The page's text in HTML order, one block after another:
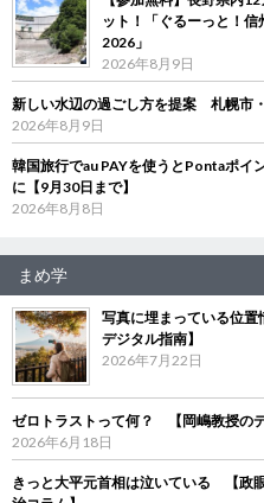
ット！「ぐるーっと！
2026」
2026年8月9日
新しい水辺の過ごし方を提案 札幌市
2026年8月9日
韓国旅行でau PAYを使うとPontaポイ
に【9月30日まで】
2026年8月8日
まめ学
写真に埋まっている位
デジタル指南】
2026年7月22日
ゼロトラストって何？ 【岡嶋教授のデ
2026年6月18日
きっと大平元首相は泣いている 【政